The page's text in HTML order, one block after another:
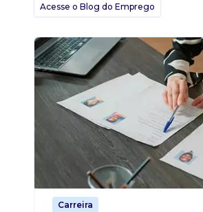
Acesse o Blog do Emprego
Carreira